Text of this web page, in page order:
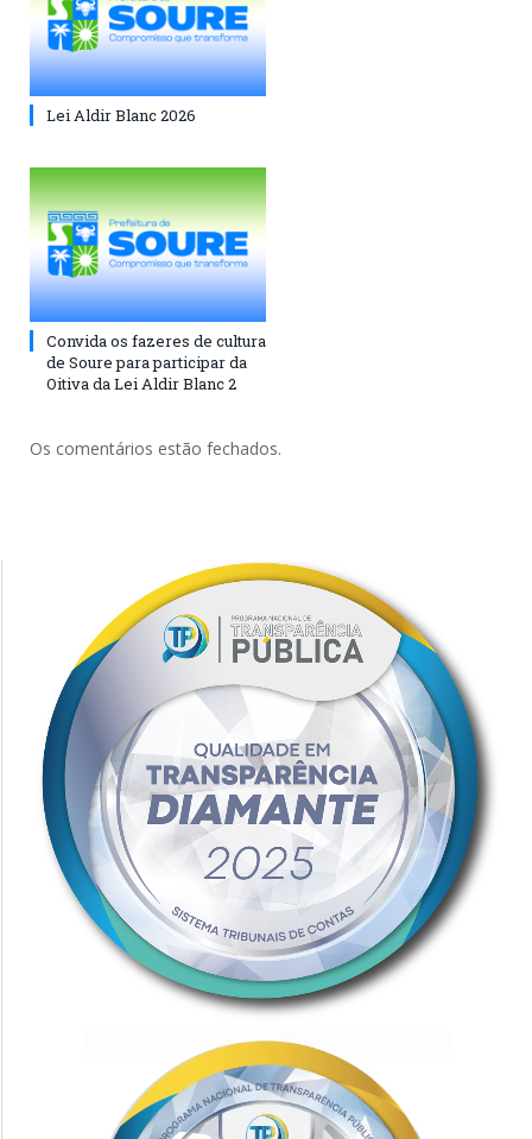
Lei Aldir Blanc 2026
Convida os fazeres de cultura
de Soure para participar da
Oitiva da Lei Aldir Blanc 2
Os comentários estão fechados.